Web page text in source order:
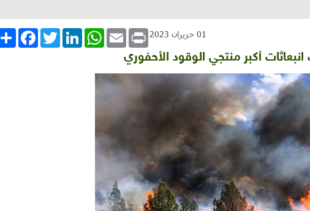
انشر
FacebookTwitterLinkedInWhatsApp Email Print 01 حزيران 2023
أكبر منتجي الوقود الأحفوري